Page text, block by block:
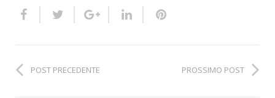
POST PRECEDENTE PROSSIMO POST